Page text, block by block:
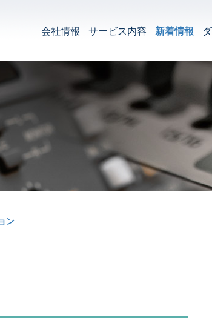
会社情報 サービス内容 新着情報
ン